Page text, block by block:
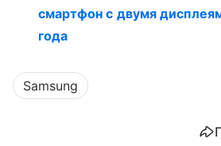
смартфон с двумя
года
Samsung